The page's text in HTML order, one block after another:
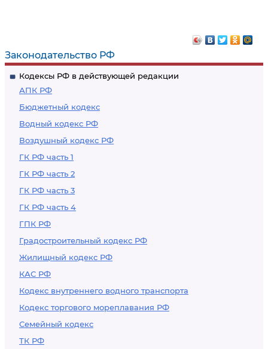
Законодательство РФ
Кодексы РФ в действующей редакции
АПК РФ
Бюджетный кодекс
Водный кодекс РФ
Воздушный кодекс РФ
ГК РФ часть 1
ГК РФ часть 2
ГК РФ часть 3
ГК РФ часть 4
ГПК РФ
Градостроительный кодекс РФ
Жилищный кодекс РФ
КАС РФ
Кодекс внутреннего водного транспорта
Кодекс торгового мореплавания РФ
Семейный кодекс
ТК РФ